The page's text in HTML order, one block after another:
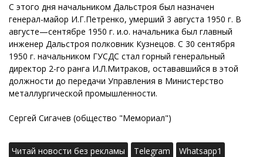
С этого дня начальником Дальстроя был назначен
генерал-майор И.Г.Петренко, умерший 3 августа 1950 г. В
августе—сентябре 1950 г. и.о. начальника был главный
инженер Дальстроя полковник Кузнецов. С 30 сентября
1950 г. начальником ГУСДС стал горный генеральный
директор 2-го ранга И.Л.Митраков, остававшийся в этой
должности до передачи Управления в Министерство
металлургической промышленности.
Сергей Сигачев (общество "Мемориал")
Читай новости без рекламы Telegram
Whatsapp1